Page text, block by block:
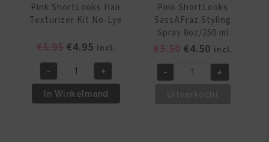
Pink ShortLooks Hair
Texturizer Kit No-Lye
€5.95 Oorspronkelijke
was:
€5.95.
€4.95 Huidige
prijs
is:
€4.95.
incl.
Pink
ShortLooks
Hair
- +
In Winkelmand
Pink ShortLooks
SassAFraz Styling
Spray 8oz/250 ml
€5.50 Oorspronkelijke
was:
€4.50Huidige
prijs
is:
incl.
Pink
- +